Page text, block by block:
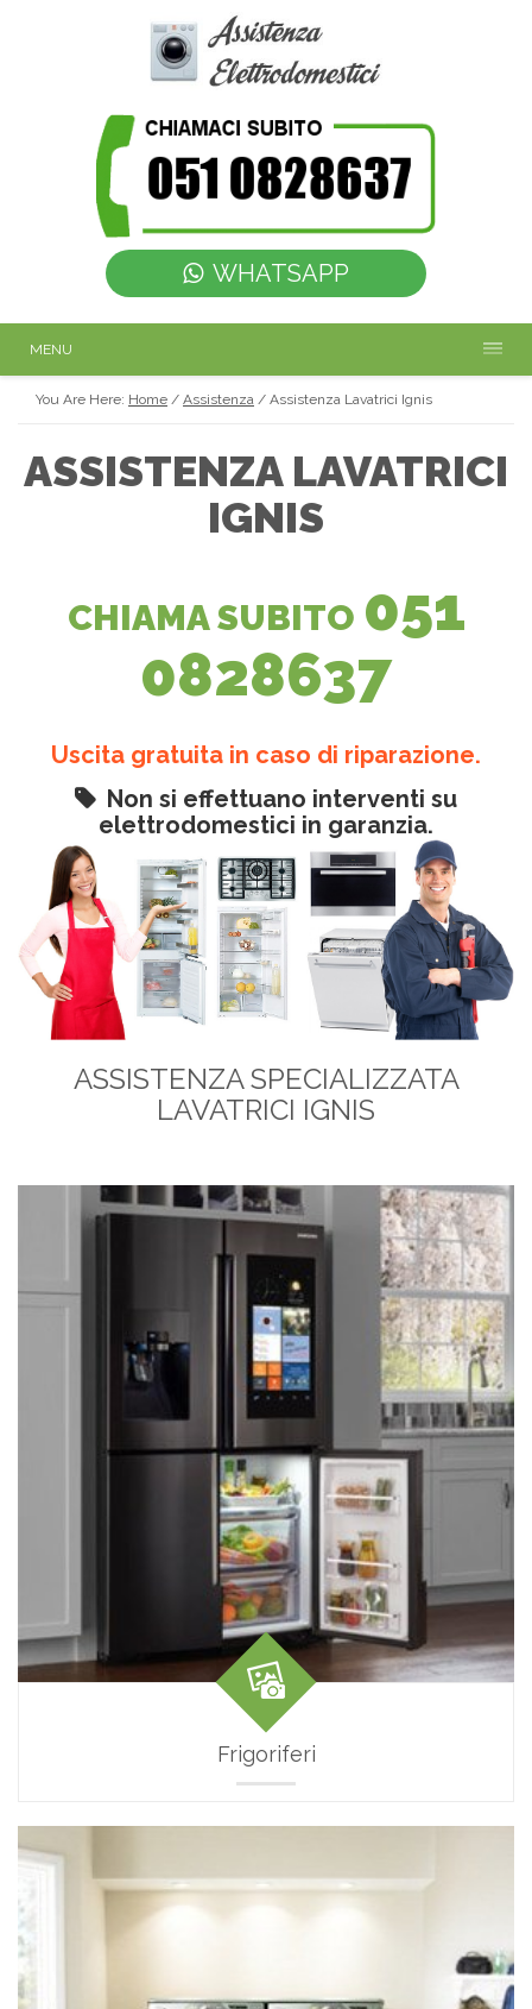
WHATSAPP
MENU
You Are Here: Home / Assistenza / Assistenza Lavatrici Ignis
ASSISTENZA LAVATRICI
IGNIS
CHIAMA SUBITO 051
0828637
Uscita gratuita in caso di riparazione.
Non si effettuano interventi su
elettrodomestici in garanzia.
ASSISTENZA SPECIALIZZATA
LAVATRICI IGNIS
Frigoriferi